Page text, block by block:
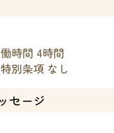
時間 4時間
別条項 なし
セージ